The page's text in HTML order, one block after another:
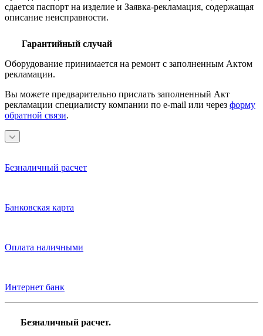
сдается паспорт на изделие и Заявка-рекламация, содержащая
описание неисправности.
Гарантийный случай
Оборудование принимается на ремонт с заполненным Актом
рекламации.
Вы можете предварительно прислать заполненный Акт
рекламации специалисту компании по e-mail или через форму
обратной связи.
Безналичный расчет
Банковская карта
Оплата наличными
Интернет банк
Безналичный расчет.